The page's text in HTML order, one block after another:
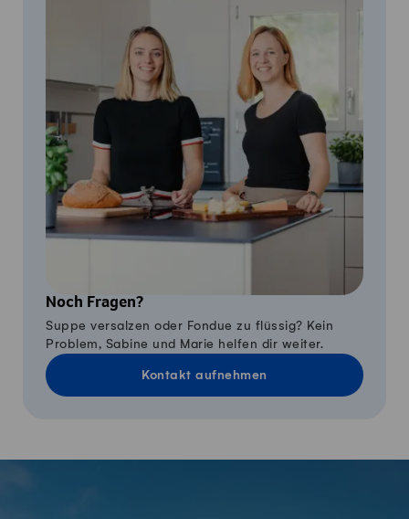
Noch Fragen?
Suppe versalzen oder Fondue zu flüssig? Kein
Problem, Sabine und Marie helfen dir weiter.
Kontakt aufnehmen